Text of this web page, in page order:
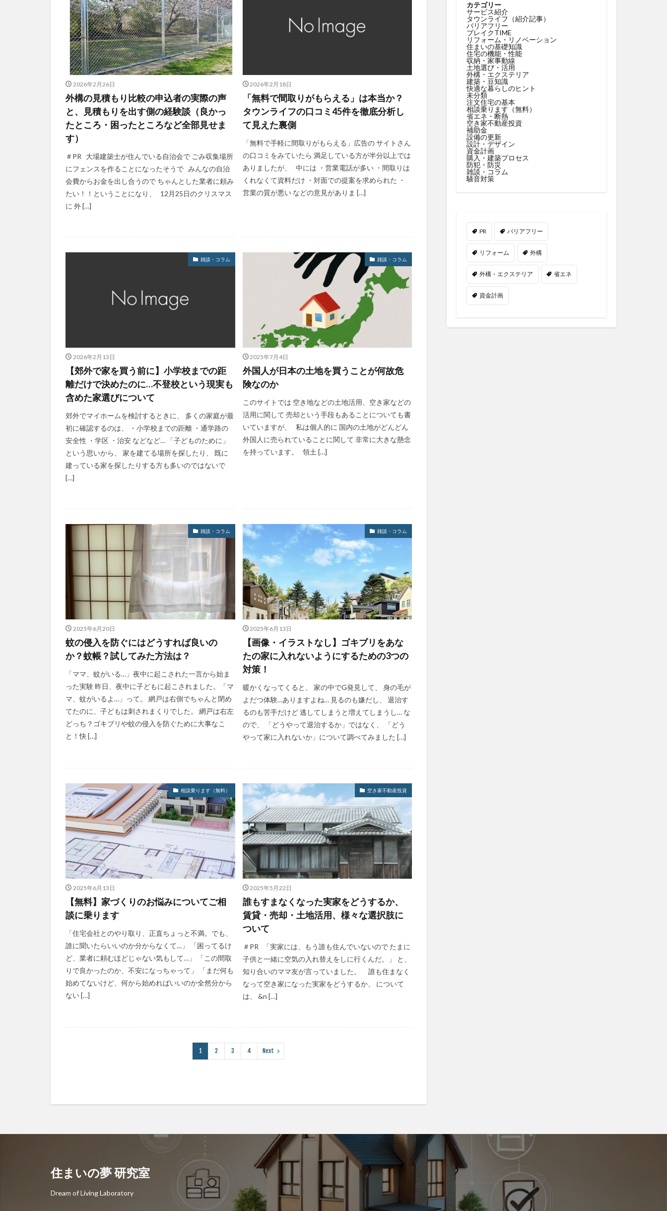
2026年2月26日
外構の見積もり比較の申込者の実際の声
と、見積もりを出す側の経験談（良かっ
たところ・困ったところなど全部見せま
す）
＃PR 大場建築士が住んでいる自治会で ごみ収集場所
にフェンスを作ることになったそうで みんなの自治
会費からお金を出し合うので ちゃんとした業者に頼み
たい！！ということになり、 12月25日のクリスマス
に 外 […]
2026年2月18日
「無料で間取りがもらえる」は本当か？
タウンライフの口コミ45件を徹底分析し
て見えた裏側
「無料で手軽に間取りがもらえる」広告の サイトさん
の口コミをみていたら 満足している方が半分以上では
ありましたが、 中には ・営業電話が多い ・間取りは
くれなくて資料だけ ・対面での提案を求められた ・
営業の質が悪い などの意見がありま […]
雑談・コラム
2026年2月13日
【郊外で家を買う前に】小学校までの距
離だけで決めたのに…不登校という現実も
含めた家選びについて
郊外でマイホームを検討するときに、 多くの家庭が最
初に確認するのは、 ・小学校までの距離 ・通学路の
安全性 ・学区 ・治安 などなど… 「子どものために」
という思いから、 家を建てる場所を探したり、 既に
建っている家を探したりする方も多いのではないで
[…]
雑談・コラム
2025年7月4日
外国人が日本の土地を買うことが何故危
険なのか
このサイトでは 空き地などの土地活用、空き家などの
活用に関して 売却という手段もあることについても書
いていますが、 私は個人的に 国内の土地がどんどん
外国人に売られていることに関して 非常に大きな懸念
を持っています。 領土 […]
雑談・コラム
2025年6月20日
蚊の侵入を防ぐにはどうすれば良いの
か？蚊帳？試してみた方法は？
「ママ、蚊がいる…」夜中に起こされた一言から始ま
った実験 昨日、夜中に子どもに起こされました。「マ
マ、蚊がいるよ…」って。 網戸は右側でちゃんと閉め
てたのに、子どもは刺されまくりでした。 網戸は右左
どっち？ゴキブリや蚊の侵入を防ぐために大事なこ
と！快 […]
雑談・コラム
2025年6月13日
【画像・イラストなし】ゴキブリをあな
たの家に入れないようにするための3つの
対策！
暖かくなってくると、 家の中でG発見して、 身の毛が
よだつ体験…ありますよね… 見るのも嫌だし、 退治す
るのも苦手だけど 逃してしまうと増えてしまうし… な
ので、 「どうやって退治するか」ではなく、 「どう
やって家に入れないか」について調べてみました […]
相談乗ります（無料）
2025年6月13日
【無料】家づくりのお悩みについてご相
談に乗ります
「住宅会社とのやり取り、正直ちょっと不満。でも、
誰に聞いたらいいのか分からなくて…」 「困ってるけ
ど、業者に頼むほどじゃない気もして…」 「この間取
りで良かったのか、不安になっちゃって」 「まだ何も
始めてないけど、何から始めればいいのか全然分から
ない […]
空き家不動産投資
2025年5月22日
誰もすまなくなった実家をどうするか、
賃貸・売却・土地活用、様々な選択肢に
ついて
＃PR 「実家には、もう誰も住んでいないので たまに
子供と一緒に空気の入れ替えをしに行くんだ。」 と、
知り合いのママ友が言っていました。 誰も住まなく
なって空き家になった実家をどうするか、 について
は、 &n […]
1 2 3 4 Next
カテゴリー
サービス紹介
タウンライフ（紹介記事）
バリアフリー
ブレイクTIME
リフォーム・リノベーション
住まいの基礎知識
住宅の機能・性能
収納・家事動線
土地選び・活用
外構・エクステリア
建築・豆知識
快適な暮らしのヒント
未分類
注文住宅の基本
相談乗ります（無料）
省エネ・断熱
空き家不動産投資
補助金
設備の更新
設計・デザイン
資金計画
購入・建築プロセス
防犯・防災
雑談・コラム
騒音対策
PR バリアフリー
リフォーム 外構
外構・エクステリア 省エネ
資金計画
住まいの夢 研究室
Dream of Living Laboratory